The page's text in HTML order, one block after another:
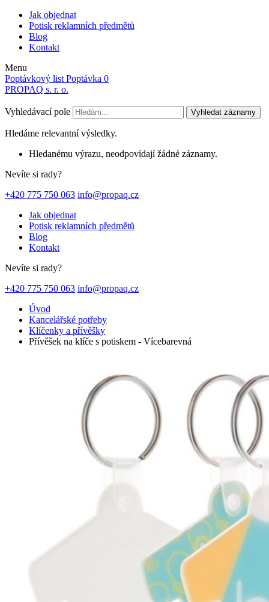
Jak objednat
Potisk reklamních předmětů
Blog
Kontakt
Menu
Poptávkový list Poptávka 0
PROPAQ s. r. o.
Vyhledávací pole Vyhledat záznamy
Hledáme relevantní výsledky.
Hledanému výrazu, neodpovídají žádné záznamy.
Nevíte si rady?
+420 775 750 063 info@propaq.cz
Jak objednat
Potisk reklamních předmětů
Blog
Kontakt
Nevíte si rady?
+420 775 750 063 info@propaq.cz
Úvod
Kancelářské potřeby
Klíčenky a přívěšky
Přívěšek na klíče s potiskem - Vícebarevná